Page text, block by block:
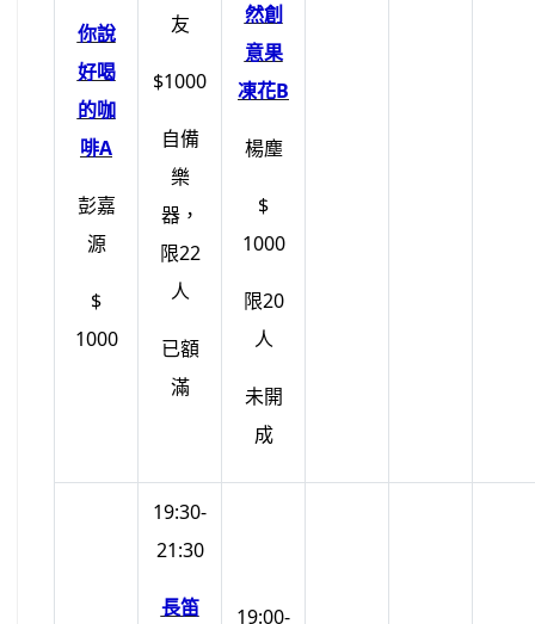
你說
好喝
的咖
啡A
彭嘉
源
$
1000
友
$1000
自備
樂
器，
限22
人
已額
滿
然創
意果
凍花B
楊塵
$
1000
限20
人
未開
成
19:30-
21:30
長笛
19:00-